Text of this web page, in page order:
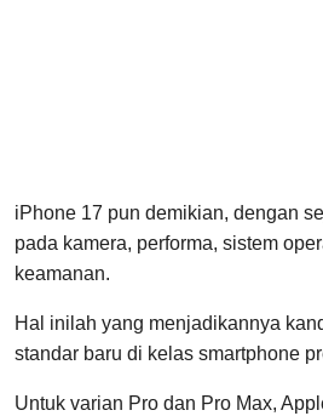
iPhone 17 pun demikian, dengan
pada kamera, performa, sistem
keamanan.
Hal inilah yang menjadikannya
standar baru di kelas smartphone
Untuk varian Pro dan Pro Max,